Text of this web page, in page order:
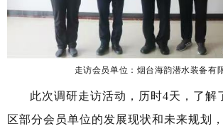
走访会员单位：烟台海韵潜水装备有
此次调研走访活动，历时4天，了解
区部分会员单位的发展现状和未来规划